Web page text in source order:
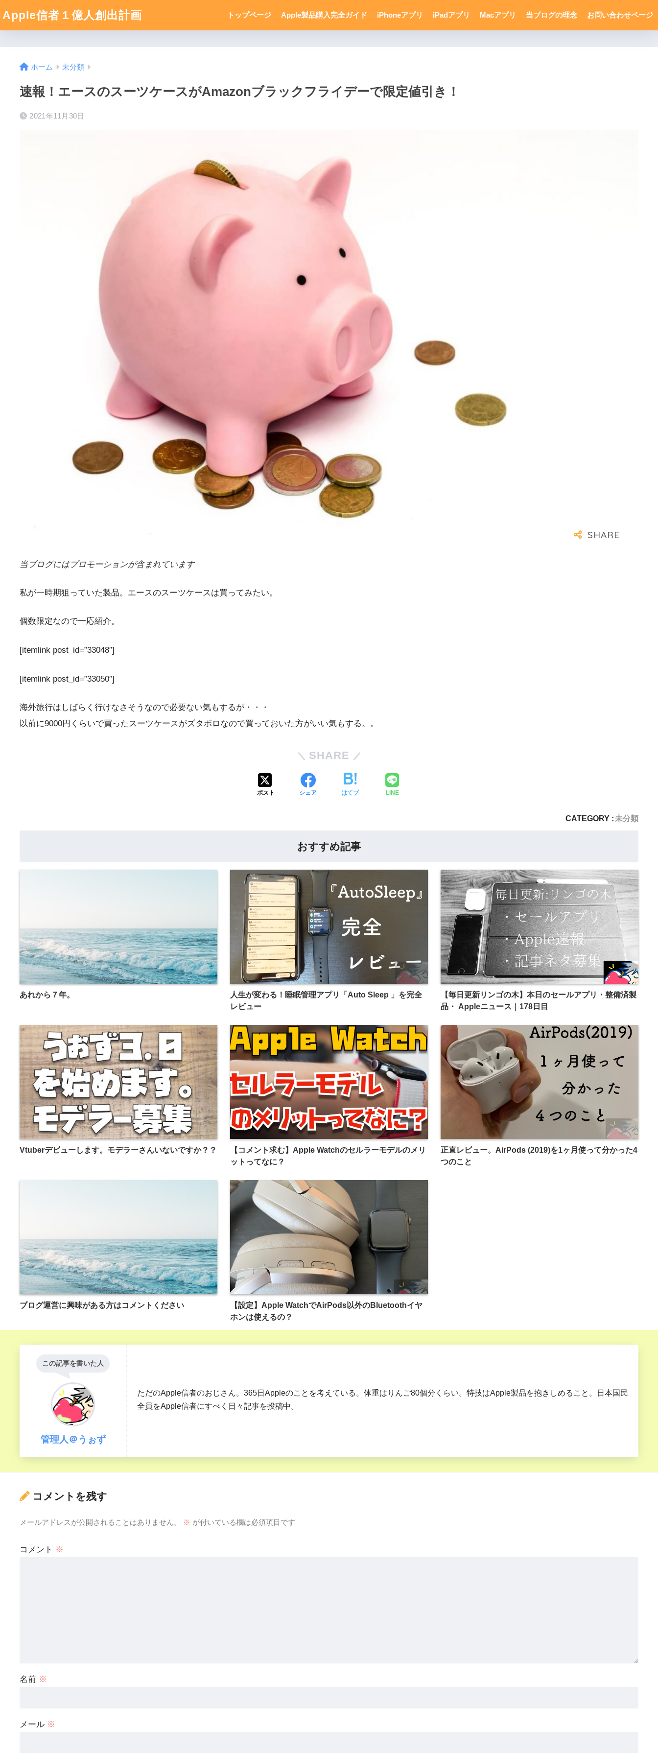
Apple信者１億人創出計画 トップページ Apple製品購入完全ガイド iPhoneアプリ iPadアプリ Macアプリ 当ブログの理念 お問い合わせページ
ホーム 未分類
速報！エースのスーツケースがAmazonブラックフライデーで限定値引き！
2021年11月30日
当ブログにはプロモーションが含まれています
私が一時期狙っていた製品。エースのスーツケースは買ってみたい。
個数限定なので一応紹介。
[itemlink post_id=”33048″]
[itemlink post_id=”33050″]
海外旅行はしばらく行けなさそうなので必要ない気もするが・・・
以前に9000円くらいで買ったスーツケースがズタボロなので買っておいた方がいい気もする。。
SHARE
ポスト シェア はてブ LINE
CATEGORY : 未分類
おすすめ記事
あれから７年。
人生が変わる！睡眠管理アプリ「Auto Sleep 」を完全
レビュー
【毎日更新リンゴの木】本日のセールアプリ・整備済製
品・ Appleニュース｜178日目
Vtuberデビューします。モデラーさんいないですか？？
【コメント求む】Apple Watchのセルラーモデルのメリ
ットってなに？
正直レビュー。AirPods (2019)を1ヶ月使って分かった4
つのこと
ブログ運営に興味がある方はコメントください
【設定】Apple WatchでAirPods以外のBluetoothイヤ
ホンは使えるの？
この記事を書いた人
管理人＠うぉず
ただのApple信者のおじさん。365日Appleのことを考えている。体重はりんご80個分くらい。特技はApple製品を抱きしめること。日本国民
全員をApple信者にすべく日々記事を投稿中。
コメントを残す
メールアドレスが公開されることはありません。 ※ が付いている欄は必須項目です
コメント ※
名前 ※
メール ※